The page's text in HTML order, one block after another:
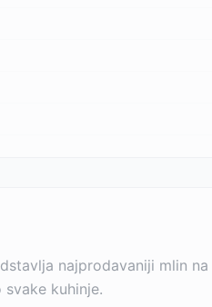
najprodavaniji mlin
kuhinje.